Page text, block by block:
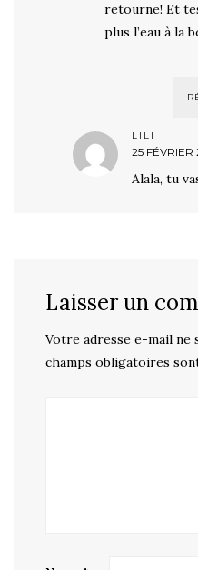
retourne! Et
plus l’eau à la
LILI
25 FÉVRIER
Alala, tu
Laisser un
Votre adresse e-mail ne
champs obligatoires